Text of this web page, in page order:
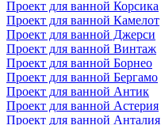
Проект для ванной Корсика
Проект для ванной Камелот
Проект для ванной Джерси
Проект для ванной Винтаж
Проект для ванной Борнео
Проект для ванной Бергамо
Проект для ванной Антик
Проект для ванной Астерия
Проект для ванной Анталия